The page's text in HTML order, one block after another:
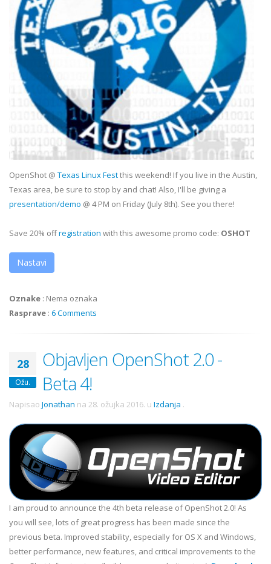
OpenShot @ Texas Linux Festthis weekend! If you live in the Austin,
Texas area, be sure to stop by and chat! Also, I'll be giving a
presentation/demo @ 4 PM on Friday (July 8th). See you there!
Save 20% offregistration with this awesome promo code: OSHOT
Nastavi
Oznake : Nema oznaka
Rasprave : 6 Comments
28
Ožu.
Objavljen OpenShot 2.0 -
Beta 4!
Napisao Jonathan na 28. ožujka 2016. u Izdanja .
I am proud to announce the 4th beta release of OpenShot 2.0! As
you will see, lots of great progress has been made since the
previous beta. Improved stability, especially for OS X and Windows,
better performance, new features, and critical improvements to the